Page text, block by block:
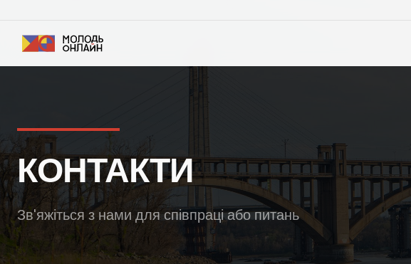
КОНТАКТИ
Зв'яжіться з нами для співпраці або питань